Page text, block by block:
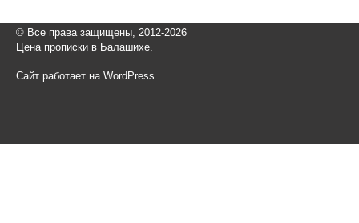
© Все права защищены, 2012-2026
Цена прописки в Балашихе.
Сайт работает на WordPress